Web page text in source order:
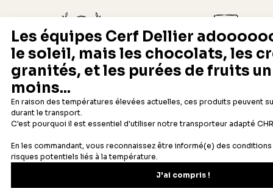
Depuis 1932
Fabricant français reconnu
Livraison rapide 24/48h
Offerte dès 69 € en point
Newsletter
Recevez les recettes, astuces et offres spéciales.